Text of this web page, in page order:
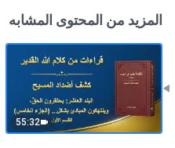
المزيد من المحتوى المشابه
55:32